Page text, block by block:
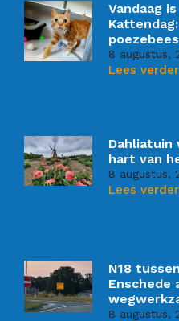
Vandaag
8 augustus,
Lees
hart van
8 augustus,
Lees
N18
Enschede
8 augustus,